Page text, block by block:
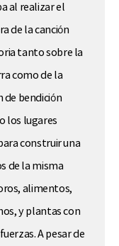
al realizar el
de la canción
tanto sobre la
como de la
bendición
los lugares
construir una
de la misma
alimentos,
y plantas con
A pesar de